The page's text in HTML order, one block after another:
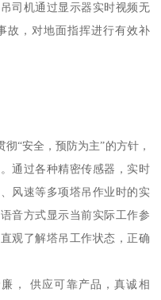
司机通过显示器实时视频无
故，对地面指挥进行有效补
“安全，预防为主”的方针，
通过各种精密传感器，实时
风速等多项塔吊作业时的实
音方式显示当前实际工作参
观了解塔吊工作状态，正确
， 供应可靠产品，真诚相